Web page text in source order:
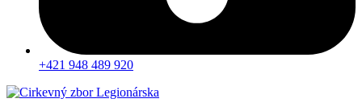
+421 948 489 920